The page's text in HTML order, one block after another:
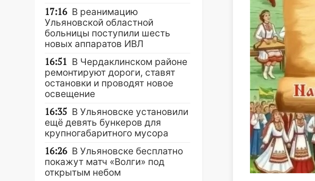
17:16 В реанимацию
Ульяновской областной
больницы поступили шесть
новых аппаратов ИВЛ
16:51 В Чердаклинском районе
ремонтируют дороги, ставят
остановки и проводят новое
освещение
16:35 В Ульяновске установили
ещё девять бункеров для
крупногабаритного мусора
16:26 В Ульяновске бесплатно
покажут матч «Волги» под
открытым небом